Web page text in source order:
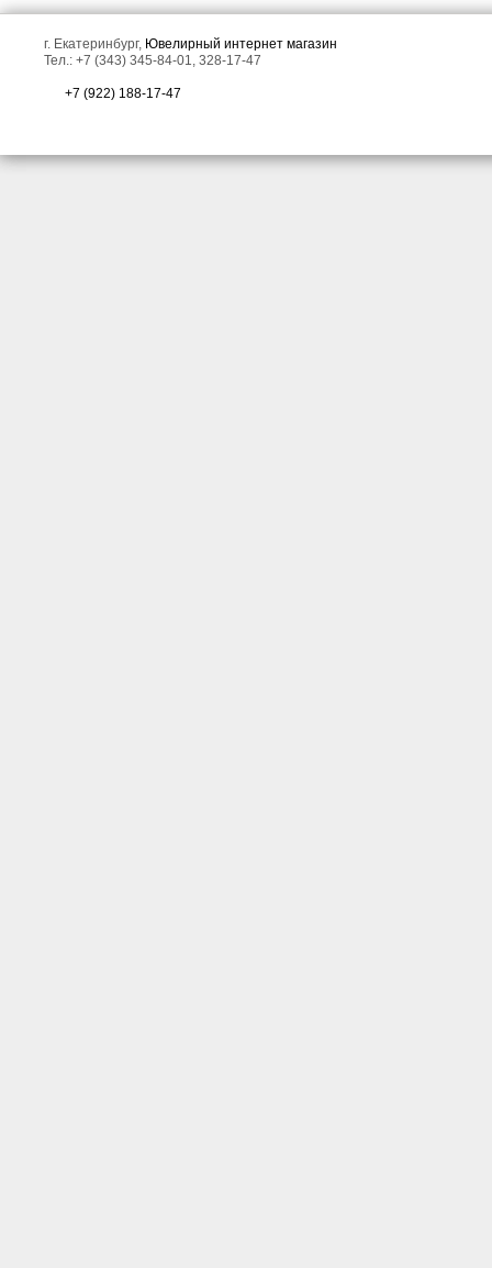
г. Екатеринбург, Ювелирный интернет магазин
Тел.: +7 (343) 345-84-01, 328-17-47
+7 (922) 188-17-47